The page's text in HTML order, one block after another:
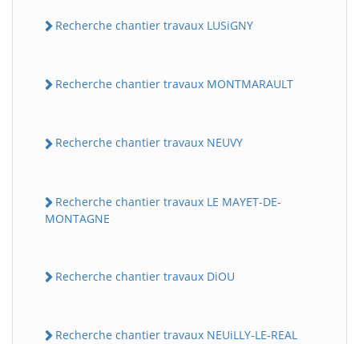
Recherche chantier travaux LUSiGNY
Recherche chantier travaux MONTMARAULT
Recherche chantier travaux NEUVY
Recherche chantier travaux LE MAYET-DE-
MONTAGNE
Recherche chantier travaux DiOU
Recherche chantier travaux NEUiLLY-LE-REAL